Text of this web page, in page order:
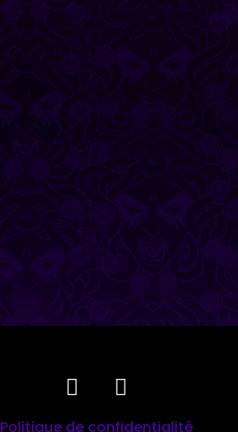
Politique de confidentialité